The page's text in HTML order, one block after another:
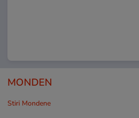
MONDEN
Stiri Mondene